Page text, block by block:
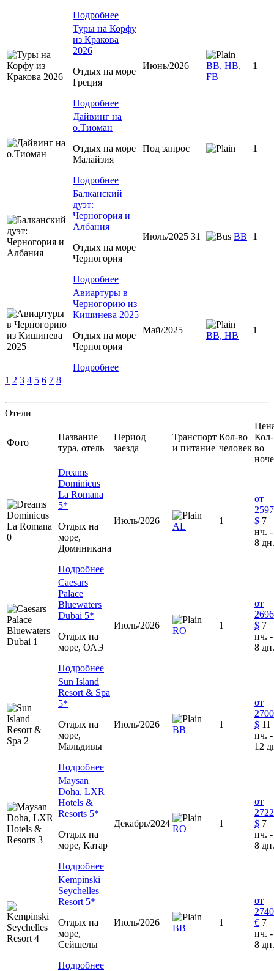
Подробнее
Туры на Корфу
из Кракова
2026
Отдых на море
Греция
Подробнее
Июнь/2026
BB, HB,
FB
1
Дайвинг на
о.Тиоман
Отдых на море
Малайзия
Подробнее
Под запрос 1
Балканский
дуэт:
Черногория и
Албания
Отдых на море
Черногория
Подробнее
Июль/2025 31 ВВ 1
Авиартуры в
Черногорию из
Кишинева 2025
Отдых на море
Черногория
Подробнее
Май/2025
ВВ, НВ
1
1 2 3 4 5 6 7 8
Отели
Фото
Название
тура, отель
Период
заезда
Транспорт
и питание
Кол-во
человек
Кол-
во
Dreams
Dominicus
La Romana
5*
Отдых на
море,
Доминиканa
Подробнее
Июль/2026
AL
1
от
2597
$ 7
нч. -
8 дн.
Caesars
Palace
Bluewaters
Dubai 5*
Отдых на
море, ОАЭ
Подробнее
Июль/2026
RO
1
от
2696
$ 7
нч. -
8 дн.
Sun Island
Resort & Spa
5*
Отдых на
море,
Мальдивы
Подробнее
Июль/2026
BB
1
от
2700
$ 11
нч. -
12
Maysan
Doha, LXR
Hotels &
Resorts 5*
Отдых на
море, Катар
Подробнее
Декабрь/2024
RO
1
от
2722
$ 7
нч. -
8 дн.
Kempinski
Seychelles
Resort 5*
Отдых на
море,
Сейшелы
Подробнее
Июль/2026
ВВ
1
от
2740
€ 7
нч. -
8 дн.